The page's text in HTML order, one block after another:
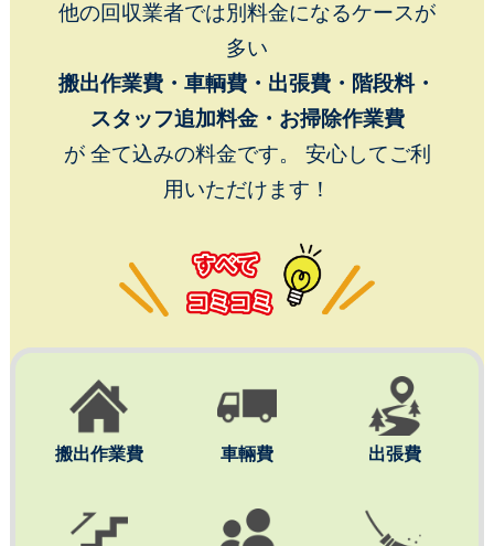
他の回収業者では別料金になるケースが
多い
搬出作業費・車輌費・出張費・階段料・
スタッフ追加料金・お掃除作業費
が 全て込みの料金です。 安心してご利
用いただけます！
搬出作業費 車輛費 出張費